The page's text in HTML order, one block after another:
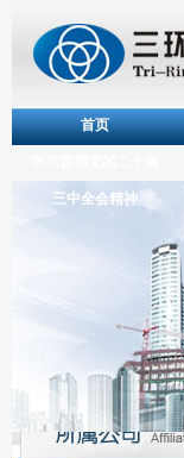
首页
三中全会精神